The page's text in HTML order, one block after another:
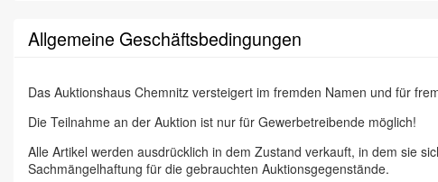
Allgemeine Geschäftsbedingungen
Das Auktionshaus Chemnitz versteigert im fremden Namen und für
Die Teilnahme an der Auktion ist nur für Gewerbetreibende möglich!
Alle Artikel werden ausdrücklich in dem Zustand verkauft, in dem sie
Sachmängelhaftung für die gebrauchten Auktionsgegenstände.